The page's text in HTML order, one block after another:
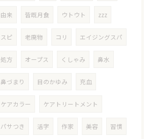
由来 皆既月食 ウトウト zzz
スピ 老廃物 コリ エイジングスパ
処方 オープス くしゃみ 鼻水
鼻づまり 目のかゆみ 充血
ケアカラー ケアトリートメント
パサつき 活字 作家 美容 習慣